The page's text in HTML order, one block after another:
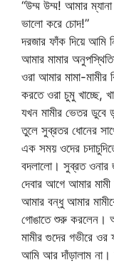
“উম্ম উম্ম! আমার
ভালো করে চোদ!”
দরজার ফাঁক দিয়ে আমি
আমার মামার
ওরা আমার মামা-মামীর
করতে ওরা চুমু খাচ্ছে,
যখন মামীর ভেতর ডুবে
তুলে সুব্রতর ধোনের
এক সময় ওদের
বদলালো। সুব্রত ওনার
দেবার আগে আমার
আমার বন্ধু আমার
গোঙাতে শুরু করলেন।
মামীর গুদের গভীরে ওর
আমি আর দাঁড়ালাম না।